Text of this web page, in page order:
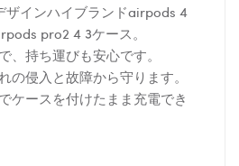
ザインハイブランドairpods 4
pro2 4 3ケース。
、持ち運びも安心です。
の侵入と故障から守ります。
ケースを付けたまま充電でき